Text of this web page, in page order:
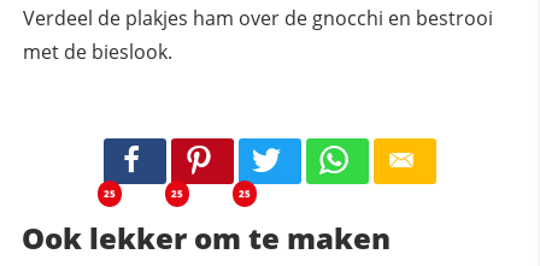
Verdeel de plakjes ham over de gnocchi en bestrooi
met de bieslook.
25 25 25
Ook lekker om te maken